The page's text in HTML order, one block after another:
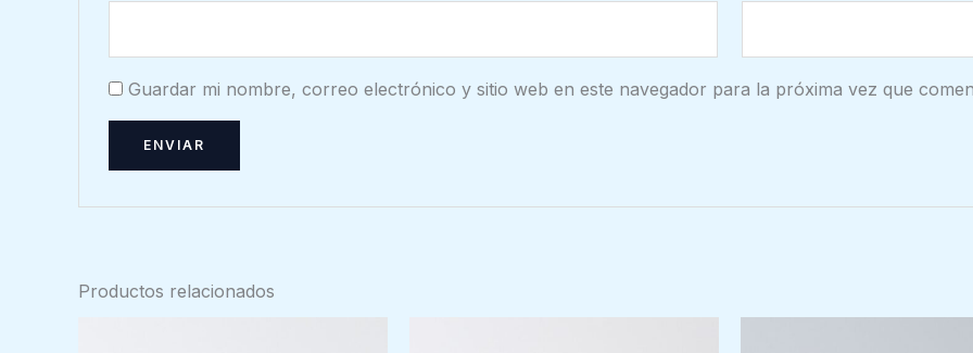
Guardar mi nombre, correo electrónico y sitio web en este navegador para la próxima vez que
Productos relacionados